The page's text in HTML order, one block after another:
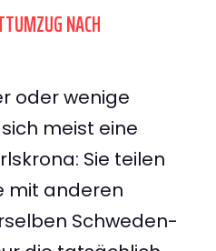
NACH
oder wenige
meist eine
Sie teilen
mit anderen
Schweden-